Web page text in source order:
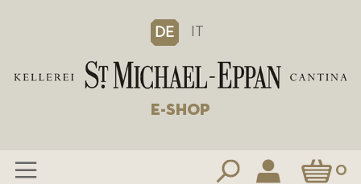
DE IT
E-SHOP
Mein 0